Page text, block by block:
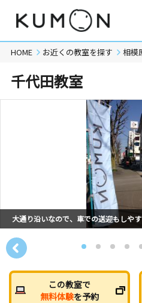
HOME お近くの教室を探す 相模
千代田教室
大通り沿いなので、車での送迎もしや
この教室で
無料体験を予約